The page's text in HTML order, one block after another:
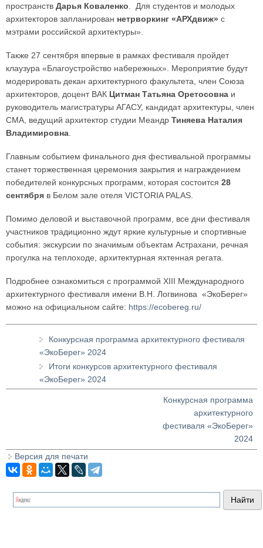
пространств Дарья Коваленко . Для студентов и молодых
архитекторов запланирован нетрворкинг «АРХдвиж» с
мэтрами российской архитектуры».
Также 27 сентября впервые в рамках фестиваля пройдет
клаузура «Благоустройство набережных». Мероприятие будут
модерировать декан архитектурного факультета, член Союза
архитекторов, доцент ВАК Цитман Татьяна Оретосовна и
руководитель магистратуры АГАСУ, кандидат архитектуры, член
СМА, ведущий архитектор студии Меандр Тиняева Наталия
Владимировна
Главным событием финального дня фестивальной программы
станет торжественная церемония закрытия и награждением
победителей конкурсных программ, которая состоится 28
сентября в Белом зале отеля VICTORIA PALAS.
Помимо деловой и выставочной программ, все дни фестиваля
участников традиционно ждут яркие культурные и спортивные
события: экскурсии по значимым объектам Астрахани, речная
прогулка на теплоходе, архитектурная яхтенная регата.
Подробнее ознакомиться с программой XIII Международного
архитектурного фестиваля имени В.Н. Логвинова «ЭкоБерег»
можно на официальном сайте: https://ecobereg.ru/
Конкурсная программа архитектурного фестиваля
«ЭкоБерег» 2024
Итоги конкурсов архитектурного фестиваля
«ЭкоБерег» 2024
Конкурсная программа
архитектурного
фестиваля «ЭкоБерег»
2024
Версия для печати